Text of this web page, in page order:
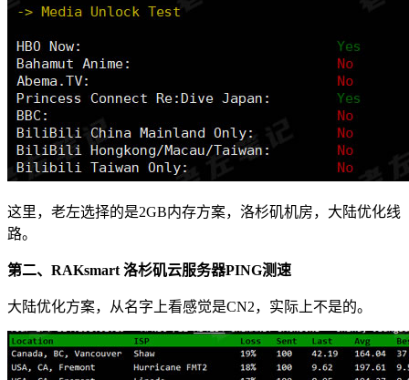
这里，老左选择的是2GB内存方案，洛杉矶机房，大陆优化线
路。
第二、RAKsmart 洛杉矶云服务器PING测速
大陆优化方案，从名字上看感觉是CN2，实际上不是的。